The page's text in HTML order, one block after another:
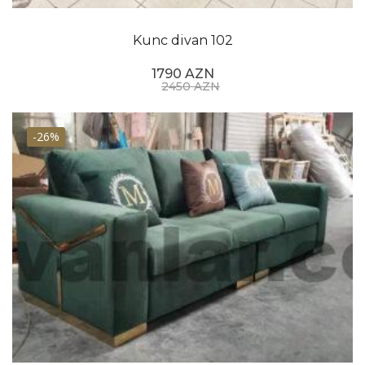
işıqlandırmanı tənzimləməyə imkan verən daxili
Stil baxımından minimalist və modul dizaynlara maraq
getdikcə artır. Təmiz xətləri və sadə formalı divanlar,
xüsusən daha müasir görünüşə üstünlük verən gənc
istehlakçılar arasında daha populyarlaşır. Müxtəlif
oturma tənzimləmələrinə uyğun olaraq yenidən
konfiqurasiya edilə bilən modul divanlar kiçik evlərdə
və mənzillərdə də populyarlıq qazanır.
Nəhayət, divanlar 2023-cü ildə divanlar üçün rəng
tendensiyaları dərin mavi, yaşıl və sarı kimi cəsarətli
və canlı çalarlara meyl edir. Boz və bej kimi neytral
çalarlar hələ də populyardır, lakin bir çox insanlar
yaşayış yerlərinə şəxsiyyət və xarakter əlavə etmək
Kunc divan 102
1790 AZN
2450 AZN
-26%